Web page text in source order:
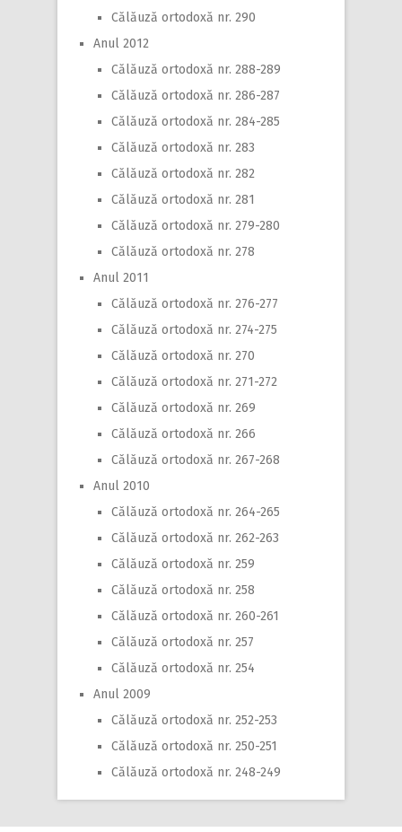
Călăuză ortodoxă nr. 290
Anul 2012
Călăuză ortodoxă nr. 288-289
Călăuză ortodoxă nr. 286-287
Călăuză ortodoxă nr. 284-285
Călăuză ortodoxă nr. 283
Călăuză ortodoxă nr. 282
Călăuză ortodoxă nr. 281
Călăuză ortodoxă nr. 279-280
Călăuză ortodoxă nr. 278
Anul 2011
Călăuză ortodoxă nr. 276-277
Călăuză ortodoxă nr. 274-275
Călăuză ortodoxă nr. 270
Călăuză ortodoxă nr. 271-272
Călăuză ortodoxă nr. 269
Călăuză ortodoxă nr. 266
Călăuză ortodoxă nr. 267-268
Anul 2010
Călăuză ortodoxă nr. 264-265
Călăuză ortodoxă nr. 262-263
Călăuză ortodoxă nr. 259
Călăuză ortodoxă nr. 258
Călăuză ortodoxă nr. 260-261
Călăuză ortodoxă nr. 257
Călăuză ortodoxă nr. 254
Anul 2009
Călăuză ortodoxă nr. 252-253
Călăuză ortodoxă nr. 250-251
Călăuză ortodoxă nr. 248-249